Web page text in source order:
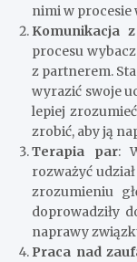
nimi w procesie
Komunikacja
procesu
z partnerem.
wyrazić swoje
lepiej
zrobić, aby ją
Terapia par:
rozważyć
zrozumieniu
doprowadziły
naprawy
Praca nad